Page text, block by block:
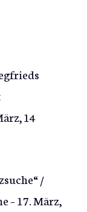
14
/
– 17. März,